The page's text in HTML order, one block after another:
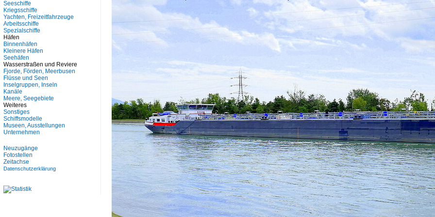
Seeschiffe
Kriegsschiffe
Yachten, Freizeitfahrzeuge
Arbeitsschiffe
Spezialschiffe
Häfen
Binnenhäfen
Kleinere Häfen
Seehäfen
Wasserstraßen und Reviere
Fjorde, Förden, Meerbusen
Flüsse und Seen
Inselgruppen, Inseln
Kanäle
Meere, Seegebiete
Weiteres
Sonstiges
Schiffsmodelle
Museen, Ausstellungen
Unternehmen
Neuzugänge
Fotostellen
Zeitachse
Datenschutzerklärung